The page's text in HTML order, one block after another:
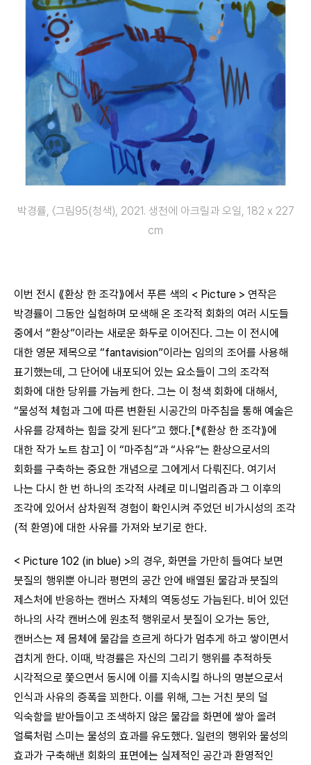
박경률, 〈그림95(청색), 2021. 생천에 아크릴과 오일, 182 x 227
cm
이번 전시 ⟪환상 한 조각⟫에서 푸른 색의 < Picture > 연작은
박경률이 그동안 실험하며 모색해 온 조각적 회화의 여러 시도들
중에서 “환상”이라는 새로운 화두로 이어진다. 그는 이 전시에
대한 영문 제목으로 “fantavision”이라는 임의의 조어를 사용해
표기했는데, 그 단어에 내포되어 있는 요소들이 그의 조각적
회화에 대한 당위를 가늠케 한다. 그는 이 청색 회화에 대해서,
“물성적 체험과 그에 따른 변환된 시공간의 마주침을 통해 예술은
사유를 강제하는 힘을 갖게 된다”고 했다.[*⟪환상 한 조각⟫에
대한 작가 노트 참고] 이 “마주침”과 “사유”는 환상으로서의
회화를 구축하는 중요한 개념으로 그에게서 다뤄진다. 여기서
나는 다시 한 번 하나의 조각적 사례로 미니멀리즘과 그 이후의
조각에 있어서 삼차원적 경험이 확인시켜 주었던 비가시성의 조각
(적 환영)에 대한 사유를 가져와 보기로 한다.
< Picture 102 (in blue) >의 경우, 화면을 가만히 들여다 보면
붓질의 행위뿐 아니라 평면의 공간 안에 배열된 물감과 붓질의
제스처에 반응하는 캔버스 자체의 역동성도 가늠된다. 비어 있던
하나의 사각 캔버스에 원초적 행위로서 붓질이 오가는 동안,
캔버스는 제 몸체에 물감을 흐르게 하다가 멈추게 하고 쌓이면서
겹치게 한다. 이때, 박경률은 자신의 그리기 행위를 추적하듯
시각적으로 쫓으면서 동시에 이를 지속시킬 하나의 명분으로서
인식과 사유의 증폭을 꾀한다. 이를 위해, 그는 거친 붓의 덜
익숙함을 받아들이고 조색하지 않은 물감을 화면에 쌓아 올려
얼룩처럼 스미는 물성의 효과를 유도했다. 일련의 행위와 물성의
효과가 구축해낸 회화의 표면에는 실제적인 공간과 환영적인